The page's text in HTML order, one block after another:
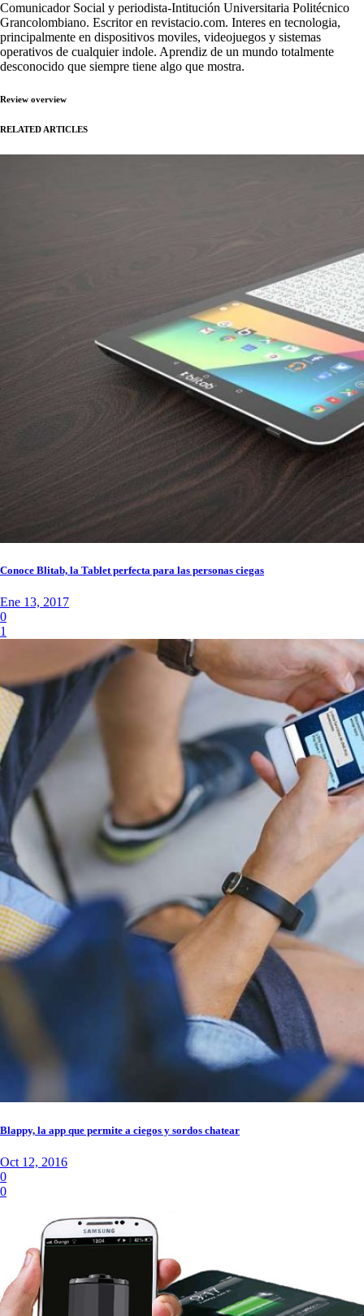
Comunicador Social y periodista-Intitución Universitaria Politécnico
Grancolombiano. Escritor en revistacio.com. Interes en tecnologia,
principalmente en dispositivos moviles, videojuegos y sistemas
operativos de cualquier indole. Aprendiz de un mundo totalmente
desconocido que siempre tiene algo que mostra.
Review overview
RELATED ARTICLES
Conoce Blitab, la Tablet perfecta para las personas ciegas
Ene 13, 2017
0
1
Blappy, la app que permite a ciegos y sordos chatear
Oct 12, 2016
0
0